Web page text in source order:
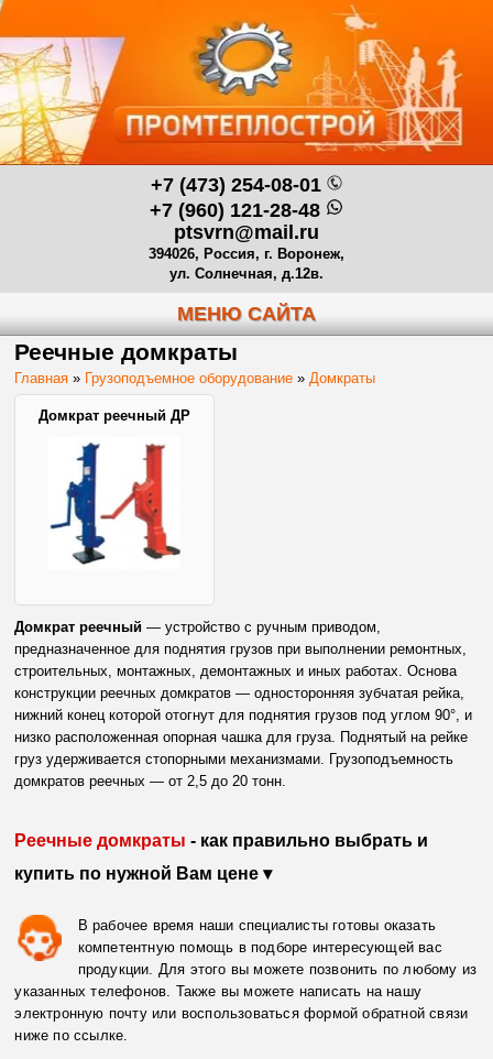
+7 (473) 254-08-01
+7 (960) 121-28-48
ptsvrn@mail.ru
394026, Россия, г. Воронеж,
ул. Солнечная, д.12в.
МЕНЮ САЙТА
Реечные домкраты
Главная » Грузоподъемное оборудование » Домкраты
Домкрат реечный ДР
Домкрат реечный — устройство с ручным приводом,
предназначенное для поднятия грузов при выполнении ремонтных,
строительных, монтажных, демонтажных и иных работах. Основа
конструкции реечных домкратов — односторонняя зубчатая рейка,
нижний конец которой отогнут для поднятия грузов под углом 90°, и
низко расположенная опорная чашка для груза. Поднятый на рейке
груз удерживается стопорными механизмами. Грузоподъемность
домкратов реечных — от 2,5 до 20 тонн.
Реечные домкраты - как правильно выбрать и
купить по нужной Вам цене ▾
В рабочее время наши специалисты готовы оказать
компетентную помощь в подборе интересующей вас
продукции. Для этого вы можете позвонить по любому из
указанных телефонов. Также вы можете написать на нашу
электронную почту или воспользоваться формой обратной связи
ниже по ссылке.